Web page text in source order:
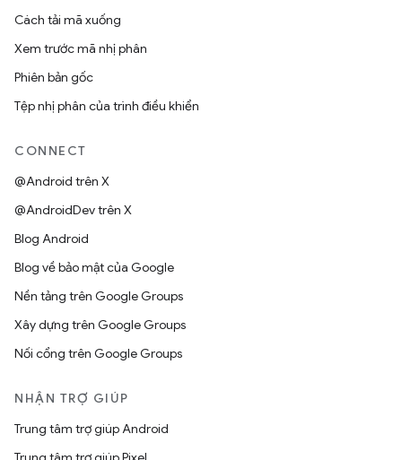
Cách tải mã xuống
Xem trước mã nhị phân
Phiên bản gốc
Tệp nhị phân của trình điều khiển
CONNECT
@Android trên X
@AndroidDev trên X
Blog Android
Blog về bảo mật của Google
Nền tảng trên Google Groups
Xây dựng trên Google Groups
Nối cổng trên Google Groups
NHẬN TRỢ GIÚP
Trung tâm trợ giúp Android